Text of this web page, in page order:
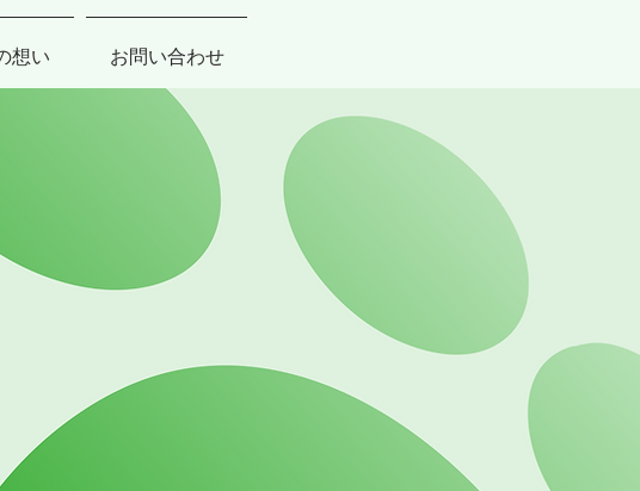
想い お問い合わせ